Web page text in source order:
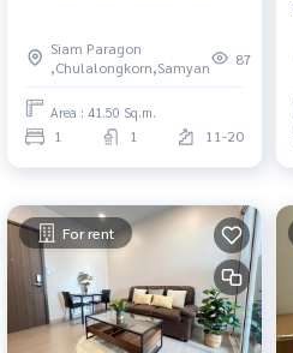
Siam Paragon
,Chulalongkorn,Samyan
87
Area : 41.50 Sq.m.
1 1 11-20
For rent